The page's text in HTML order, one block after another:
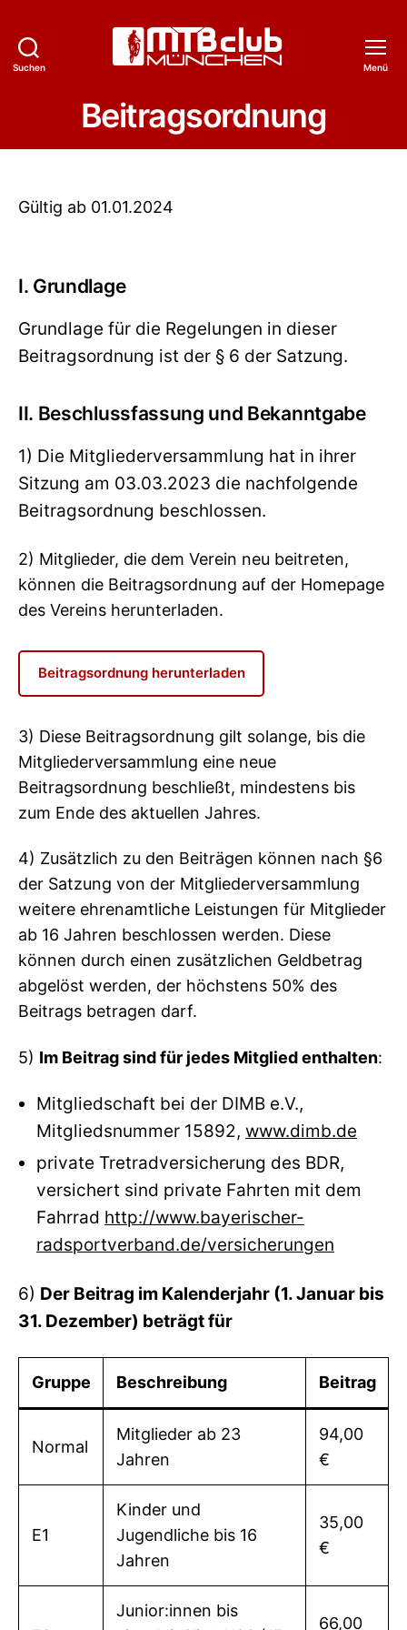
Suchen
München
e.V.
Menü
Beitragsordnung
Gültig ab 01.01.2024
I. Grundlage
Grundlage für die Regelungen in dieser
Beitragsordnung ist der § 6 der Satzung.
II. Beschlussfassung und Bekanntgabe
1) Die Mitgliederversammlung hat in ihrer
Sitzung am 03.03.2023 die nachfolgende
Beitragsordnung beschlossen.
2) Mitglieder, die dem Verein neu beitreten,
können die Beitragsordnung auf der Homepage
des Vereins herunterladen.
Beitragsordnung herunterladen
3) Diese Beitragsordnung gilt solange, bis die
Mitgliederversammlung eine neue
Beitragsordnung beschließt, mindestens bis
zum Ende des aktuellen Jahres.
4) Zusätzlich zu den Beiträgen können nach §6
der Satzung von der Mitgliederversammlung
weitere ehrenamtliche Leistungen für Mitglieder
ab 16 Jahren beschlossen werden. Diese
können durch einen zusätzlichen Geldbetrag
abgelöst werden, der höchstens 50% des
Beitrags betragen darf.
5) Im Beitrag sind für jedes Mitglied enthalten:
Mitgliedschaft bei der DIMB e.V.,
Mitgliedsnummer 15892, www.dimb.de
private Tretradversicherung des BDR,
versichert sind private Fahrten mit dem
Fahrrad http://www.bayerischer-
radsportverband.de/versicherungen
6) Der Beitrag im Kalenderjahr (1. Januar bis
31. Dezember) beträgt für
Gruppe Beschreibung Beitrag
Normal
Mitglieder ab 23
Jahren
94,00
€
E1
Kinder und
Jugendliche bis 16
Jahren
35,00
€
Junior:innen bis
66,00